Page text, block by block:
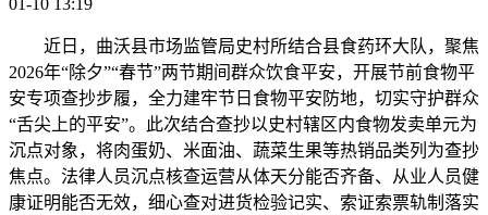
01-10 13:19
近日，曲沃县市场监管局史村所结合县食药环大队，聚焦
2026年“除夕”“春节”两节期间群众饮食平安，开展节前食物平
安专项查抄步履，全力建牢节日食物平安防地，切实守护群众
“舌尖上的平安”。此次结合查抄以史村辖区内食物发卖单元为
沉点对象，将肉蛋奶、米面油、蔬菜生果等热销品类列为查抄
焦点。法律人员沉点核查运营从体天分能否齐备、从业人员健
康证明能否无效，细心查对进货检验记实、索证索票轨制落实